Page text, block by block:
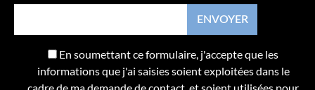
En soumettant ce formulaire, j'accepte que les
informations que j'ai saisies soient exploitées dans le